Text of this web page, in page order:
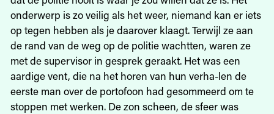
onderwerp is zo veilig als het weer, niemand kan er iets
op tegen hebben als je daarover klaagt. Terwijl ze aan
de rand van de weg op de politie wachtten, waren ze
met de supervisor in gesprek geraakt. Het was een
aardige vent, die na het horen van hun verha-len de
eerste man over de portofoon had gesommeerd om te
stoppen met werken. De zon scheen, de sfeer was